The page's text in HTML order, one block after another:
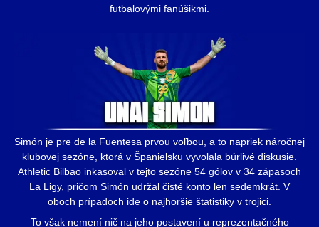
futbalovými fanúšikmi.
Simón je pre de la Fuentesa prvou voľbou, a to napriek náročnej
klubovej sezóne, ktorá v Španielsku vyvolala búrlivé diskusie.
Athletic Bilbao inkasoval v tejto sezóne 54 gólov v 34 zápasoch
La Ligy, pričom Simón udržal čisté konto len sedemkrát. V
oboch prípadoch ide o najhoršie štatistiky v trojici.
To však nemení nič na jeho postavení u reprezentačného